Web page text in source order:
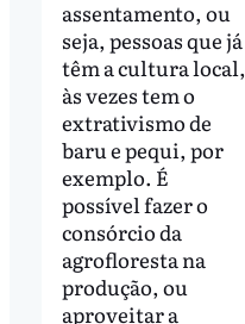
assentamento, ou
seja, pessoas que já
têm a cultura local,
às vezes tem o
extrativismo de
baru e pequi, por
exemplo. É
possível fazer o
consórcio da
agrofloresta na
produção, ou
aproveitar a